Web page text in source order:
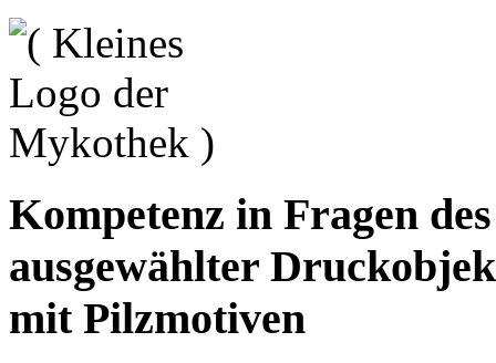
Kompetenz in Fragen
ausgewählter
mit Pilzmotiven